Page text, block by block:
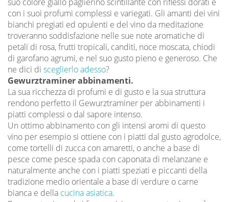
suo colore giallo paglierino scintillante con riflessi dorati e
con i suoi profumi complessi e variegati. Gli amanti dei vini
bianchi pregiati ed opulenti e del vino da meditazione
troveranno soddisfazione nelle sue note aromatiche di
petali di rosa, frutti tropicali, canditi, noce moscata, chiodi
di garofano agrumi, e nel suo gusto pieno e generoso. Che
ne dici di sceglierlo adesso?
Gewurztraminer abbinamenti.
La sua ricchezza di profumi e di gusto e la sua struttura
rendono perfetto il Gewurztraminer per abbinamenti i
piatti complessi o dal sapore intenso.
Un ottimo abbinamento con gli intensi aromi di questo
vino per esempio si ottiene con i piatti dal gusto agrodolce,
come tortelli di zucca con amaretti, o anche a base di
pesce come pesce spada con caponata di melanzane e
naturalmente anche con i piatti speziati e piccanti della
tradizione medio orientale a base di verdure o carne
bianca e della cucina asiatica.